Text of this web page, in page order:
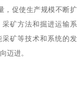
，促使生产规模不断扩
矿方法和掘进运输系
矿等技术和系统的发
迈进。